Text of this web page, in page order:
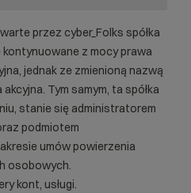
przez cyber_Folks spółka
kontynuowane z mocy prawa
jednak ze zmienioną nazwą
akcyjna. Tym samym, ta spółka
stanie się administratorem
podmiotem
umów powierzenia
osobowych.
kont, usługi.